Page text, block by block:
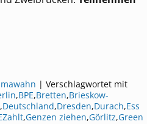
| Verschlagwortet mit
,BPE,Bretten,Brieskow-
,Deutschland,Dresden,Durach,Ess
,Genzen ziehen,Görlitz,Green